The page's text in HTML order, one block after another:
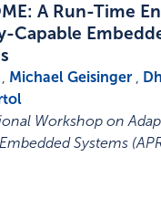
A Run-Time
Capable
, Michael Geisinger ,
Workshop on
Systems